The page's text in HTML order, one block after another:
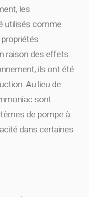
les
utilisés comme
raison des effets
ils ont été
Au lieu de
sont
de pompe à
dans certaines